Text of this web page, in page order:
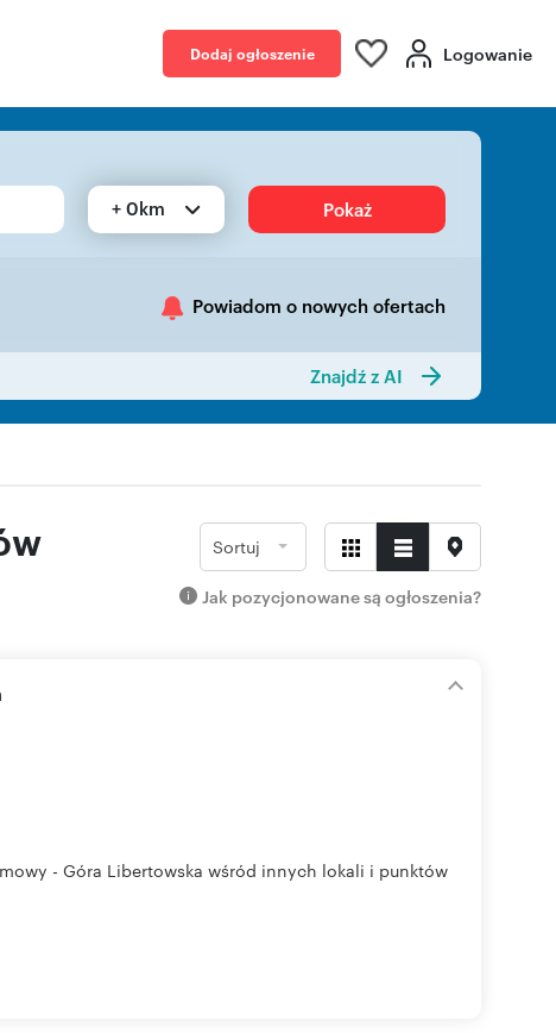
Dodaj ogłoszenie Logowanie
+ 0km Pokaż
Powiadom o nowych ofertach
Znajdź z AI
Sortuj
Jak pozycjonowane są ogłoszenia?
- Góra Libertowska wśród innych lokali i punktów